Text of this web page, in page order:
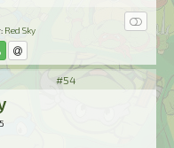
Red Sky
#54